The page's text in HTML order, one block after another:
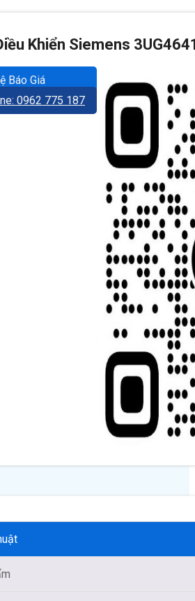
Khiển Siemens
Báo Giá
0962 775 187